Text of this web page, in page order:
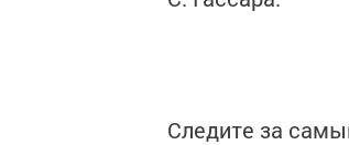
Следите за